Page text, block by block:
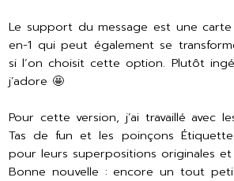
Le support du message est une
en-1 qui peut également se
si l’on choisit cette option. Plutôt
j’adore 🤩
Pour cette version, j’ai travaillé avec
Tas de fun et les poinçons
pour leurs superpositions originales
Bonne nouvelle : encore un tout